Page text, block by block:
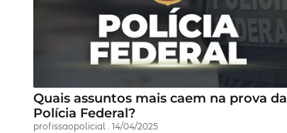
Quais assuntos mais caem na prova da
Polícia Federal?
profissaopolicial 14/04/2025